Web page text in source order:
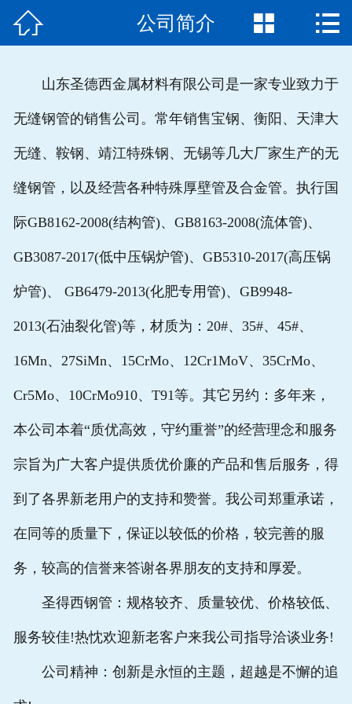
首页
现货资源
产品应用
钢管知识
在线留言
 公司简介  
山东圣德西金属材料有限公司是一家专业致力于
无缝钢管的销售公司。常年销售宝钢、衡阳、天津大
无缝、鞍钢、靖江特殊钢、无锡等几大厂家生产的无
缝钢管，以及经营各种特殊厚壁管及合金管。执行国
际GB8162-2008(结构管)、GB8163-2008(流体管)、
GB3087-2017(低中压锅炉管)、GB5310-2017(高压锅
炉管)、 GB6479-2013(化肥专用管)、GB9948-
2013(石油裂化管)等，材质为：20#、35#、45#、
16Mn、27SiMn、15CrMo、12Cr1MoV、35CrMo、
Cr5Mo、10CrMo910、T91等。其它另约：多年来，
本公司本着“质优高效，守约重誉”的经营理念和服务
宗旨为广大客户提供质优价廉的产品和售后服务，得
到了各界新老用户的支持和赞誉。我公司郑重承诺，
在同等的质量下，保证以较低的价格，较完善的服
务，较高的信誉来答谢各界朋友的支持和厚爱。
圣得西钢管：规格较齐、质量较优、价格较低、
服务较佳!热忱欢迎新老客户来我公司指导洽谈业务!
公司精神：创新是永恒的主题，超越是不懈的追